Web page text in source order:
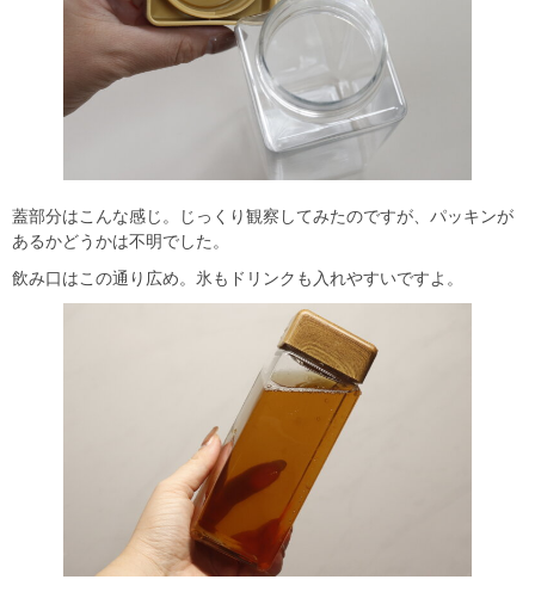
蓋部分はこんな感じ。じっくり観察してみたのですが、パッキンが
あるかどうかは不明でした。
飲み口はこの通り広め。氷もドリンクも入れやすいですよ。